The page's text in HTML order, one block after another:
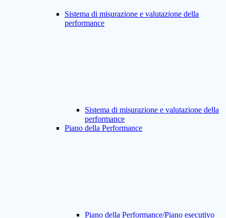
Sistema di misurazione e valutazione della
performance
Sistema di misurazione e valutazione della
performance
Piano della Performance
Piano della Performance/Piano esecutivo